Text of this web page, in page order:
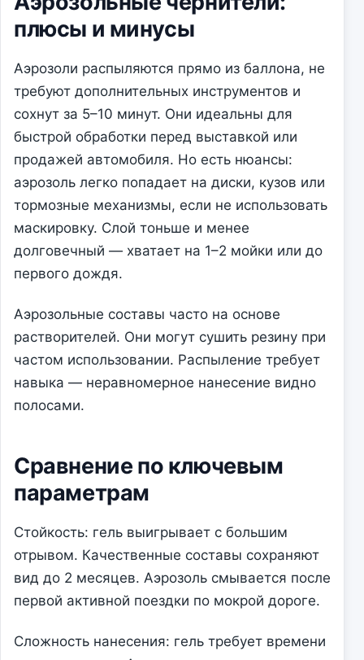
плюсы и минусы
Аэрозоли распыляются прямо из баллона, не
требуют дополнительных инструментов и
сохнут за 5–10 минут. Они идеальны для
быстрой обработки перед выставкой или
продажей автомобиля. Но есть нюансы:
аэрозоль легко попадает на диски, кузов или
тормозные механизмы, если не использовать
маскировку. Слой тоньше и менее
долговечный — хватает на 1–2 мойки или до
первого дождя.
Аэрозольные составы часто на основе
растворителей. Они могут сушить резину при
частом использовании. Распыление требует
навыка — неравномерное нанесение видно
полосами.
Сравнение по ключевым
параметрам
Стойкость: гель выигрывает с большим
отрывом. Качественные составы сохраняют
вид до 2 месяцев. Аэрозоль смывается после
первой активной поездки по мокрой дороге.
Сложность нанесения: гель требует времени